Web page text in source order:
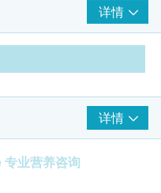
详情
详情
业营养咨询